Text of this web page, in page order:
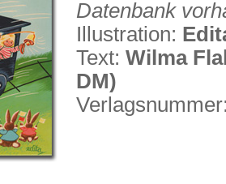
Datenbank
Illustration:
Text:Wilma
DM)